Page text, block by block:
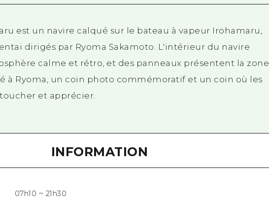
est un navire calqué sur le bateau à vapeur Irohamaru,
dirigés par Ryoma Sakamoto. L'intérieur du navire
calme et rétro, et des panneaux présentent la zone
à Ryoma, un coin photo commémoratif et un coin où les
et apprécier.
INFORMATION
07h10 ~ 21h30